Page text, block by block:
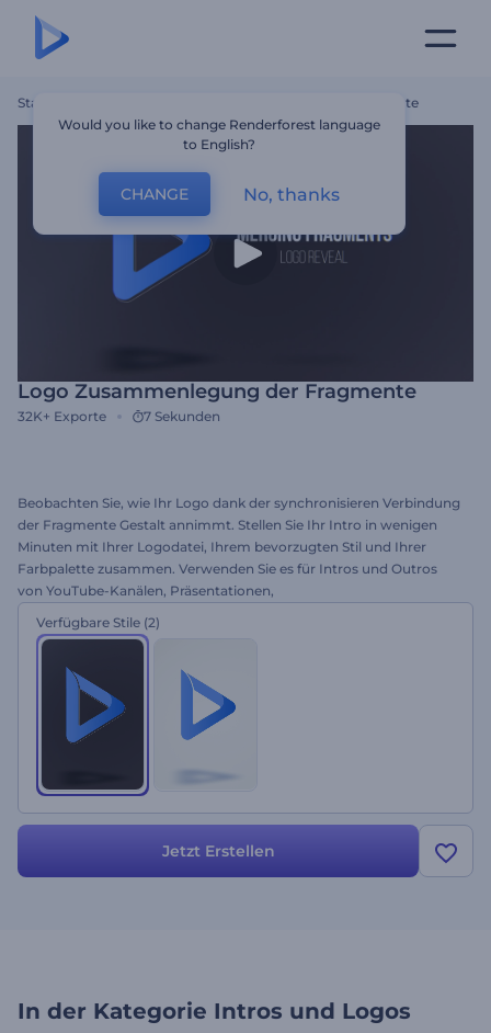
Startseite Logo Zusammenlegung Der Fragmente
Logo Zusammenlegung der Fragmente
32K+ Exporte 7 Sekunden
Beobachten Sie, wie Ihr Logo dank der synchronisieren Verbindung
der Fragmente Gestalt annimmt. Stellen Sie Ihr Intro in wenigen
Minuten mit Ihrer Logodatei, Ihrem bevorzugten Stil und Ihrer
Farbpalette zusammen. Verwenden Sie es für Intros und Outros
von YouTube-Kanälen, Präsentationen,
Sie Ihren Projekten einen reibungslosen Start, indem Sie Logos von
Verfügbare Stile (2)
Jetzt Erstellen
In der Kategorie Intros und Logos
Would you like to change Renderforest language
to English?
CHANGE No, thanks